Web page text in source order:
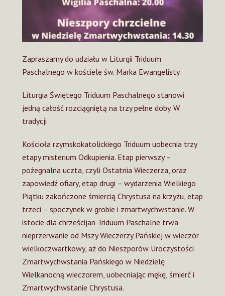
Zapraszamy do udziału w Liturgii Triduum
Paschalnego w kościele św. Marka Ewangelisty.
Liturgia Świętego Triduum Paschalnego stanowi
jedną całość rozciągniętą na trzy pełne doby. W
tradycji
Kościoła rzymskokatolickiego Triduum uobecnia trzy
etapy misterium Odkupienia. Etap pierwszy –
pożegnalna uczta, czyli Ostatnia Wieczerza, oraz
zapowiedź ofiary, etap drugi – wydarzenia Wielkiego
Piątku zakończone śmiercią Chrystusa na krzyżu, etap
trzeci – spoczynek w grobie i zmartwychwstanie. W
istocie dla chrześcijan Triduum Paschalne trwa
nieprzerwanie od Mszy Wieczerzy Pańskiej w wieczór
wielkoczwartkowy, aż do Nieszporów Uroczystości
Zmartwychwstania Pańskiego w Niedzielę
Wielkanocną wieczorem, uobecniając mękę, śmierć i
Zmartwychwstanie Chrystusa.